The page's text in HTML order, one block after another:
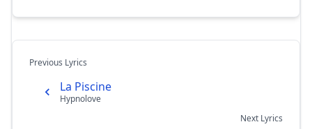
Previous Lyrics
La Piscine
Hypnolove
Next Lyrics